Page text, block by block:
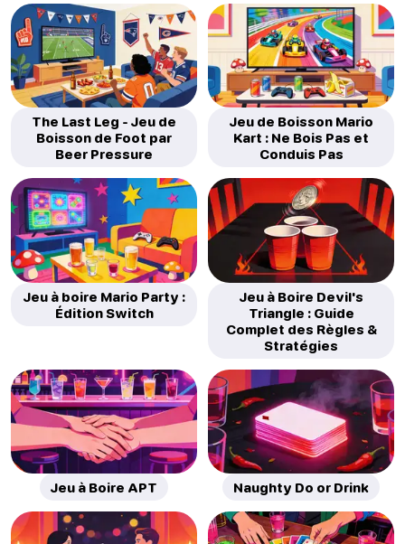
The Last Leg - Jeu de
Boisson de Foot par
Beer Pressure
Jeu de Boisson Mario
Kart : Ne Bois Pas et
Conduis Pas
Jeu à boire Mario Party :
Édition Switch
Jeu à Boire Devil's
Triangle : Guide
Complet des Règles &
Stratégies
Jeu à Boire APT Naughty Do or Drink